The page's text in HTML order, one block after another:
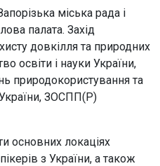
міська рада і
палата. Захід
довкілля та природних
освіти і науки України,
природокористування та
ЗОСПП(Р)
основних локаціях
з України, а також